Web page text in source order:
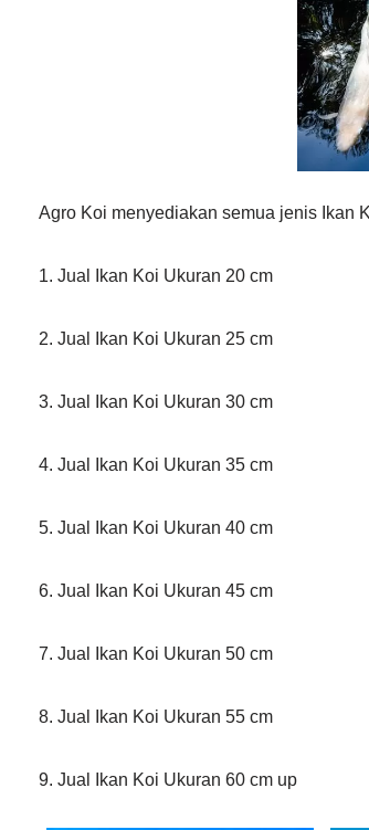
Agro Koi menyediakan semua jenis Ikan
1. Jual Ikan Koi Ukuran 20 cm
2. Jual Ikan Koi Ukuran 25 cm
3. Jual Ikan Koi Ukuran 30 cm
4. Jual Ikan Koi Ukuran 35 cm
5. Jual Ikan Koi Ukuran 40 cm
6. Jual Ikan Koi Ukuran 45 cm
7. Jual Ikan Koi Ukuran 50 cm
8. Jual Ikan Koi Ukuran 55 cm
9. Jual Ikan Koi Ukuran 60 cm up